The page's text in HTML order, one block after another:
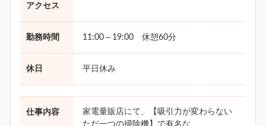
アクセス
勤務時間 11:00～19:00 休憩60分
休日 平日休み
仕事内容
家電量販店にて、【吸引力が変わらない
ただ一つの掃除機】で有名な